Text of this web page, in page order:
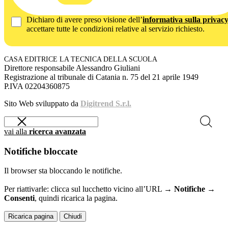
Dichiaro di avere preso visione dell’informativa sulla privacy
accettare tutte le condizioni relative al servizio richiesto.
CASA EDITRICE LA TECNICA DELLA SCUOLA
Direttore responsabile Alessandro Giuliani
Registrazione al tribunale di Catania n. 75 del 21 aprile 1949
P.IVA 02204360875
Sito Web sviluppato da Digitrend S.r.l.
vai alla ricerca avanzata
Notifiche bloccate
Il browser sta bloccando le notifiche.
Per riattivarle: clicca sul lucchetto vicino all’URL → Notifiche →
Consenti, quindi ricarica la pagina.
Ricarica pagina Chiudi